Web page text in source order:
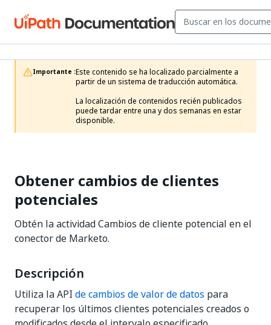
Importante :Este contenido se ha localizado parcialmente a
partir de un sistema de traducción automática.
La localización de contenidos recién publicados
puede tardar entre una y dos semanas en estar
disponible.
Obtener cambios de clientes
potenciales
Obtén la actividad Cambios de cliente potencial en el
conector de Marketo.
Descripción
Utiliza la API de cambios de valor de datos para
recuperar los últimos clientes potenciales creados o